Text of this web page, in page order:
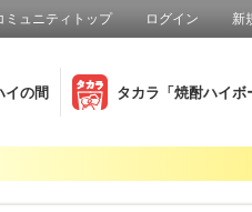
ミュニティトップ ログイン 新
イの間 タカラ「焼酎ハイボ